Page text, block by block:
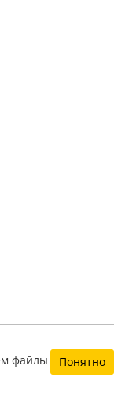
файлы
Понятно